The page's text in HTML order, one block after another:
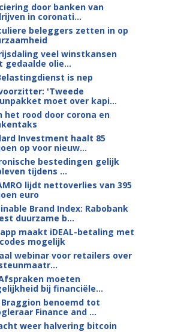
door banken van
in coronati...
beleggers zetten in op
veel winstkansen
gedaalde olie...
is nep
'Tweede
moet over kapi...
het rood door corona en
Investment haalt 85
op voor nieuw...
bestedingen gelijk
tijdens ...
lijdt nettoverlies van 395
euro
Brand Index: Rabobank
duurzame b...
app maakt iDEAL-betaling met
codes mogelijk
webinar voor retailers over
moeten
bij financiële...
Braggion benoemd tot
Finance and ...
weer halvering bitcoin